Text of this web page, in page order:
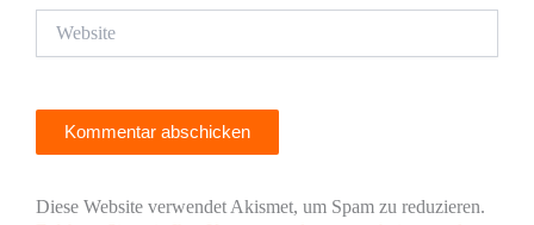
Diese Website verwendet Akismet, um Spam zu reduzieren.